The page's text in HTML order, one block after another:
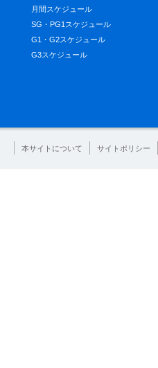
月間スケジュール
SG・PG1スケジュール
G1・G2スケジュール
G3スケジュール
本サイトについて サイトポリシー